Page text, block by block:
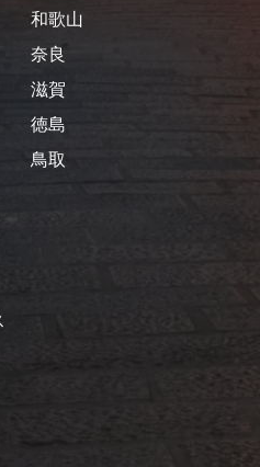
和歌山
奈良
滋賀
徳島
鳥取